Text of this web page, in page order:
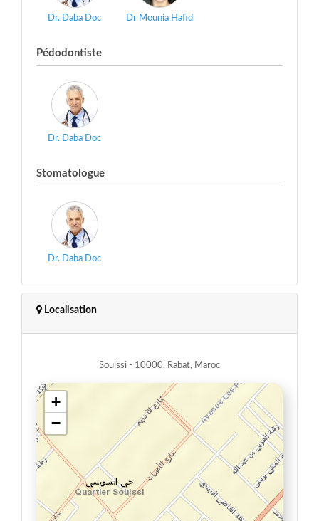
Dr. Daba Doc Dr Mounia Hafid
Pédodontiste
Dr. Daba Doc
Stomatologue
Dr. Daba Doc
Localisation
Souissi - 10000, Rabat, Maroc
+
−